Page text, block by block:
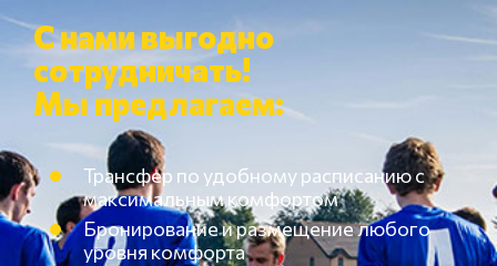
С нами выгодно
сотрудничать!
Мы предлагаем:
Трансфер по удобному расписанию с
максимальным комфортом
Бронирование и размещение любого
уровня комфорта